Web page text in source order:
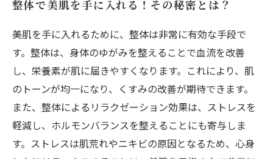
整体を通じて自信を持つ素肌へ：美肌の旅の終
わり
整体で美肌を手に入れる！その秘密とは？
美肌を手に入れるために、整体は非常に有効な手段で
す。整体は、身体のゆがみを整えることで血流を改善
し、栄養素が肌に届きやすくなります。これにより、肌
のトーンが均一になり、くすみの改善が期待できます。
また、整体によるリラクゼーション効果は、ストレスを
軽減し、ホルモンバランスを整えることにも寄与しま
す。ストレスは肌荒れやニキビの原因となるため、心身